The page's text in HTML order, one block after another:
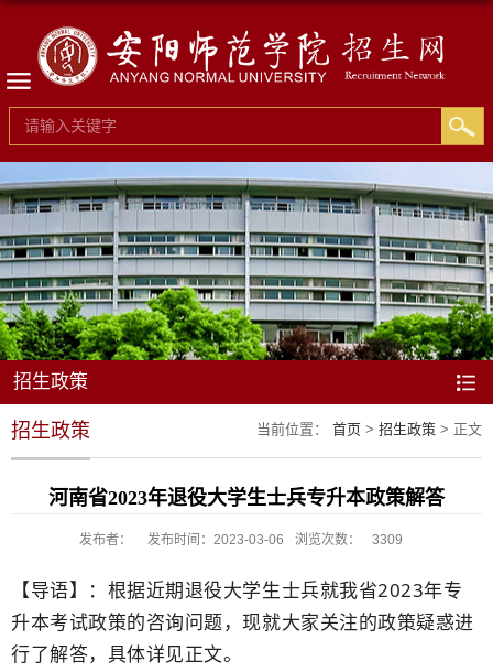
招生政策
当前位置： 首页 > 招生政策 > 正文
招生政策
河南省2023年退役大学生士兵专升本政策解答
发布者： 发布时间：2023-03-06 浏览次数： 3309
【导语】：根据近期退役大学生士兵就我省2023年专
升本考试政策的咨询问题，现就大家关注的政策疑惑进
行了解答，具体详见正文。